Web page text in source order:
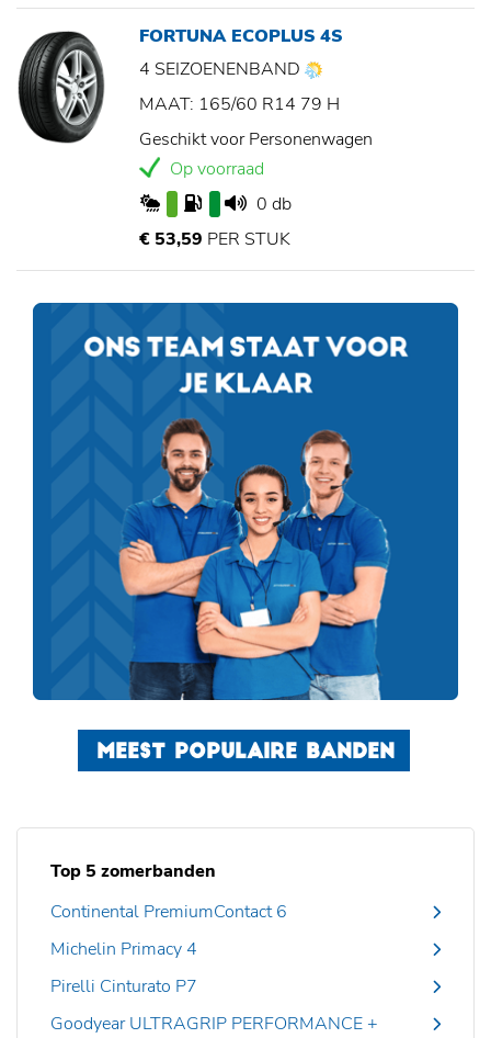
FORTUNA ECOPLUS 4S
4 SEIZOENENBAND
MAAT: 165/60 R14 79 H
Geschikt voor Personenwagen
Op voorraad
0 db
€ 53,59 PER STUK
MEEST POPULAIRE BANDEN
Top 5 zomerbanden
Continental PremiumContact 6
Michelin Primacy 4
Pirelli Cinturato P7
Goodyear ULTRAGRIP PERFORMANCE +